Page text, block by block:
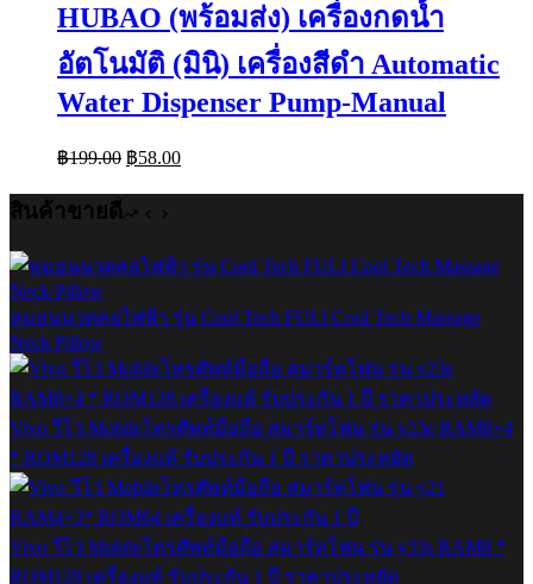
HUBAO (พร้อมส่ง) เครื่องกดน้ำ
อัตโนมัติ (มินิ) เครื่องสีดำ Automatic
Water Dispenser Pump-Manual
฿199.00 Original
price
was:
฿199.00.
฿58.00Current
price
is:
สินค้าขายดี
หมอนนวดคอไฟฟ้า รุ่น Cool Tech FULI Cool Tech Massage
Neck Pillow
Vivo วีโว่ Mobileโทรศัพท์มือถือ สมาร์ทโฟน รุ่น v23e RAM8+4
* ROM128 เครื่องแท้ รับประกัน 1 ปี ราคาประหยัด
Vivo วีโว่ Mobileโทรศัพท์มือถือ สมาร์ทโฟน รุ่น y33s RAM8 *
ROM128 เครื่องแท้ รับประกัน 1 ปี ราคาประหยัด